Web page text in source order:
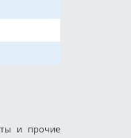
и прочие